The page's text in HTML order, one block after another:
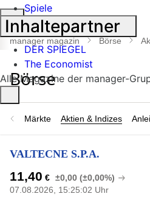
Suche
öffnen
manager magazin Börse
Märkte Aktien & Indizes
VALTECNE S.P.A.
11,40 € ±0,00 (±0,00%)
07.08.2026, 15:25:02 Uhr
Spiele
Inhaltepartner
DER SPIEGEL
The Economist
Alle Magazine der manager-